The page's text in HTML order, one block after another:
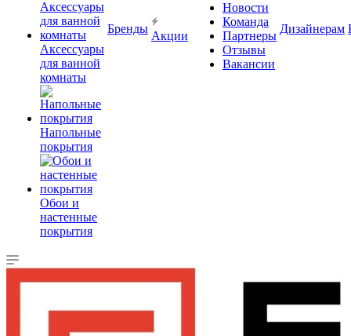
Аксессуары
для ванной
комнаты
Напольные
покрытия
Обои и
настенные
покрытия
Бренды
Акции
Новости
Команда
Партнеры
Отзывы
Вакансии
Дизайнерам